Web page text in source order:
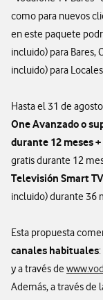
como para nuevos
en este paquete
incluido) para Bares,
incluido) para
Hasta el 31 de
One Avanzado o
durante 12 meses
gratis durante 12
Televisión Smart
incluido) durante 36
Esta propuesta
canales habituales
y a través de
Además, a través de